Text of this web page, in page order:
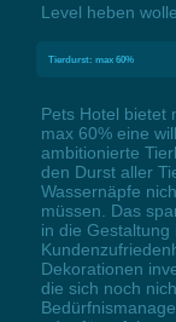
Level heben
Tierdurst: max 60%
Pets Hotel bietet
max 60% eine
ambitionierte
den Durst aller
Wassernäpfe
müssen. Das
in die
Dekorationen
die sich noch